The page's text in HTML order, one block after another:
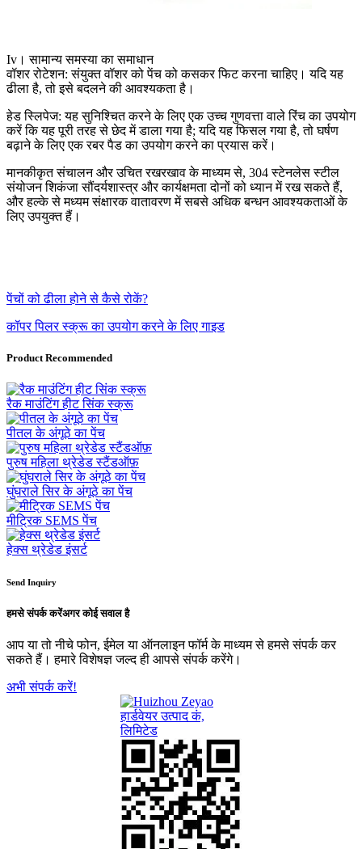
Iv। सामान्य समस्या का समाधान
वॉशर रोटेशन: संयुक्त वॉशर को पेंच को कसकर फिट करना चाहिए। यदि यह
ढीला है, तो इसे बदलने की आवश्यकता है।
हेड स्लिपेज: यह सुनिश्चित करने के लिए एक उच्च गुणवत्ता वाले रिंच का उपयोग
करें कि यह पूरी तरह से छेद में डाला गया है; यदि यह फिसल गया है, तो घर्षण
बढ़ाने के लिए एक रबर पैड का उपयोग करने का प्रयास करें।
मानकीकृत संचालन और उचित रखरखाव के माध्यम से, 304 स्टेनलेस स्टील
संयोजन शिकंजा सौंदर्यशास्त्र और कार्यक्षमता दोनों को ध्यान में रख सकते हैं,
और हल्के से मध्यम संक्षारक वातावरण में सबसे अधिक बन्धन आवश्यकताओं के
लिए उपयुक्त हैं।
पेंचों को ढीला होने से कैसे रोकें?
कॉपर पिलर स्क्रू का उपयोग करने के लिए गाइड
Product Recommended
रैक माउंटिंग हीट सिंक स्क्रू
पीतल के अंगूठे का पेंच
पुरुष महिला थ्रेडेड स्टैंडऑफ़
घुंघराले सिर के अंगूठे का पेंच
मीट्रिक SEMS पेंच
हेक्स थ्रेडेड इंसर्ट
Send Inquiry
हमसे संपर्क करेंअगर कोई सवाल है
आप या तो नीचे फोन, ईमेल या ऑनलाइन फॉर्म के माध्यम से हमसे संपर्क कर
सकते हैं। हमारे विशेषज्ञ जल्द ही आपसे संपर्क करेंगे।
अभी संपर्क करें!